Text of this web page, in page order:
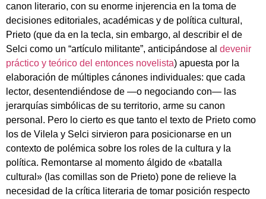
canon literario, con su enorme injerencia en la toma de
decisiones editoriales, académicas y de política cultural,
Prieto (que da en la tecla, sin embargo, al describir el de
Selci como un “artículo militante”, anticipándose al devenir
práctico y teórico del entonces novelista) apuesta por la
elaboración de múltiples cánones individuales: que cada
lector, desentendiéndose de —o negociando con— las
jerarquías simbólicas de su territorio, arme su canon
personal. Pero lo cierto es que tanto el texto de Prieto como
los de Vilela y Selci sirvieron para posicionarse en un
contexto de polémica sobre los roles de la cultura y la
política. Remontarse al momento álgido de «batalla
cultural» (las comillas son de Prieto) pone de relieve la
necesidad de la crítica literaria de tomar posición respecto